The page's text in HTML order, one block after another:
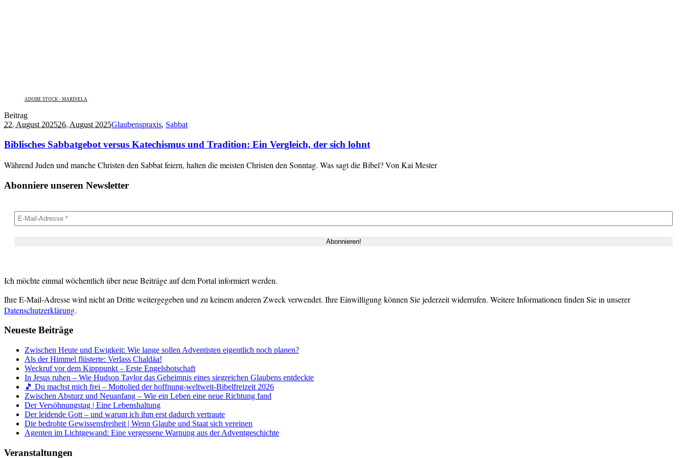
ADOBE STOCK - MARINELA
Beitrag
22. August 202526. August 2025Glaubenspraxis, Sabbat
Biblisches Sabbatgebot versus Katechismus und Tradition: Ein Vergleich, der sich lohnt
Während Juden und manche Christen den Sabbat feiern, halten die meisten Christen den Sonntag. Was sagt die Bibel? Von Kai Mester
Abonniere unseren Newsletter
Ich möchte einmal wöchentlich über neue Beiträge auf dem Portal informiert werden.
Ihre E-Mail-Adresse wird nicht an Dritte weitergegeben und zu keinem anderen Zweck verwendet. Ihre Einwilligung können Sie jederzeit widerrufen. Weitere Informationen finden Sie in unserer
Datenschutzerklärung.
Neueste Beiträge
Zwischen Heute und Ewigkeit: Wie lange sollen Adventisten eigentlich noch planen?
Als der Himmel flüsterte: Verlass Chaldäa!
Weckruf vor dem Kipppunkt – Erste Engelsbotschaft
In Jesus ruhen – Wie Hudson Taylor das Geheimnis eines siegreichen Glaubens entdeckte
🎵 Du machst mich frei – Mottolied der hoffnung-weltweit-Bibelfreizeit 2026
Zwischen Absturz und Neuanfang – Wie ein Leben eine neue Richtung fand
Der Versöhnungstag | Eine Lebenshaltung
Der leidende Gott – und warum ich ihm erst dadurch vertraute
Die bedrohte Gewissensfreiheit | Wenn Glaube und Staat sich vereinen
Agenten im Lichtgewand: Eine vergessene Warnung aus der Adventgeschichte
Veranstaltungen